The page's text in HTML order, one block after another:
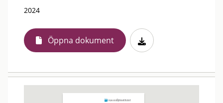
2024
Öppna dokument